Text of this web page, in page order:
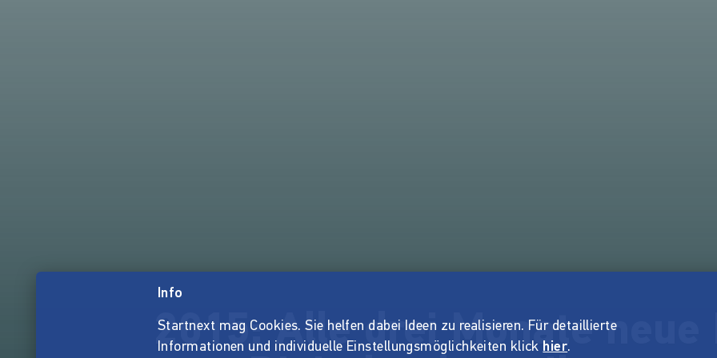
2015: Alle drei Monate neue
Info
Startnext mag Cookies. Sie helfen dabei Ideen zu realisieren. Für detaillierte
Informationen und individuelle Einstellungsmöglichkeiten klick hier.